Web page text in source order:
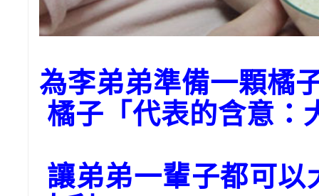
為李弟弟準備一顆橘
橘子「代表的含意：
讓弟弟一輩子都可